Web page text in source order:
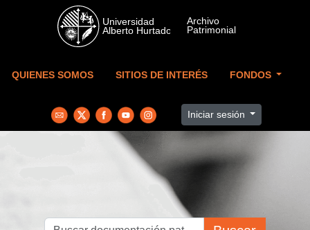
Skip to main content
QUIENES SOMOS SITIOS DE INTERÉS FONDOS
Iniciar sesión